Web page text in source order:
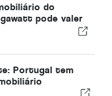
do
pode valer
metro
Portugal tem